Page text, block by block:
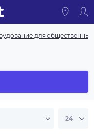
для общественных